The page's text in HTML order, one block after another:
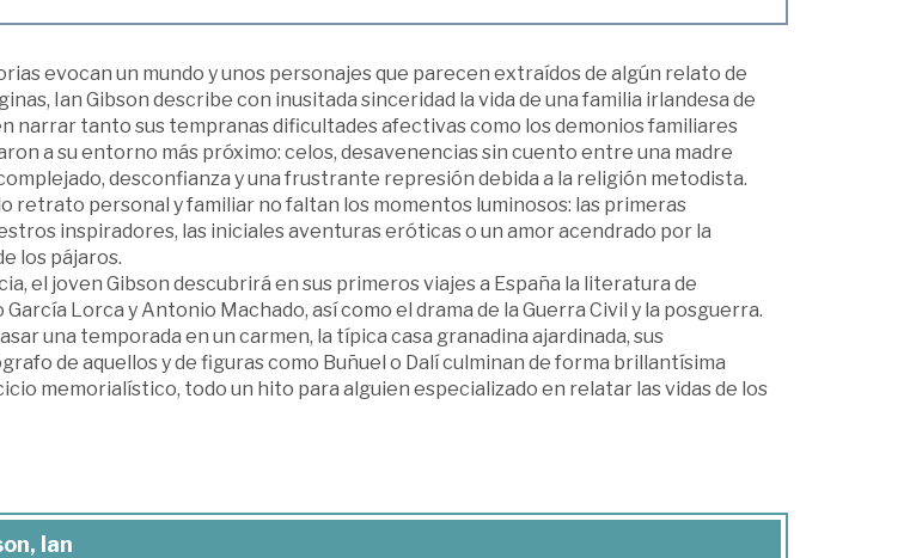
evocan un mundo y unos personajes que parecen extraídos de algún relato de
Ian Gibson describe con inusitada sinceridad la vida de una familia irlandesa de
narrar tanto sus tempranas dificultades afectivas como los demonios familiares
a su entorno más próximo: celos, desavenencias sin cuento entre una madre
desconfianza y una frustrante represión debida a la religión metodista.
retrato personal y familiar no faltan los momentos luminosos: las primeras
inspiradores, las iniciales aventuras eróticas o un amor acendrado por la
los pájaros.
el joven Gibson descubrirá en sus primeros viajes a España la literatura de
Lorca y Antonio Machado, así como el drama de la Guerra Civil y la posguerra.
una temporada en un carmen, la típica casa granadina ajardinada, sus
de aquellos y de figuras como Buñuel o Dalí culminan de forma brillantísima
memorialístico, todo un hito para alguien especializado en relatar las vidas de los
Ian